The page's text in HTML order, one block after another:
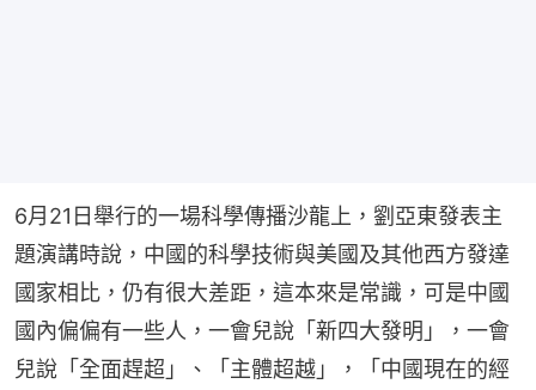
6月21日舉行的一場科學傳播沙龍上，劉亞東發表主
題演講時說，中國的科學技術與美國及其他西方發達
國家相比，仍有很大差距，這本來是常識，可是中國
國內偏偏有一些人，一會兒說「新四大發明」，一會
兒說「全面趕超」、「主體超越」，「中國現在的經